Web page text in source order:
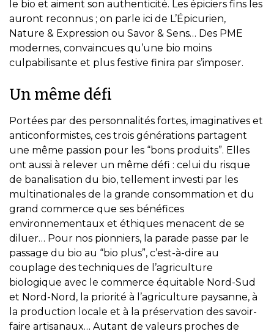
le bio et aiment son authenticité. Les épiciers fins les
auront reconnus ; on parle ici de L’Épicurien,
Nature & Expression ou Savor & Sens… Des PME
modernes, convaincues qu’une bio moins
culpabilisante et plus festive finira par s’imposer.
Un même défi
Portées par des personnalités fortes, imaginatives et
anticonformistes, ces trois générations partagent
une même passion pour les “bons produits”. Elles
ont aussi à relever un même défi : celui du risque
de banalisation du bio, tellement investi par les
multinationales de la grande consommation et du
grand commerce que ses bénéfices
environnementaux et éthiques menacent de se
diluer… Pour nos pionniers, la parade passe par le
passage du bio au “bio plus”, c’est-à-dire au
couplage des techniques de l’agriculture
biologique avec le commerce équitable Nord-Sud
et Nord-Nord, la priorité à l’agriculture paysanne, à
la production locale et à la préservation des savoir-
faire artisanaux… Autant de valeurs proches de